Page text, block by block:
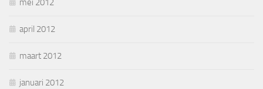
mei 2012
april 2012
maart 2012
januari 2012